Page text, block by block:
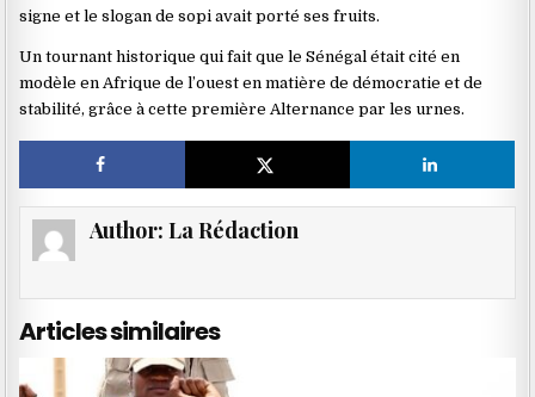
signe et le slogan de sopi avait porté ses fruits.
Un tournant historique qui fait que le Sénégal était cité en
modèle en Afrique de l’ouest en matière de démocratie et de
stabilité, grâce à cette première Alternance par les urnes.
Author: La Rédaction
Articles similaires